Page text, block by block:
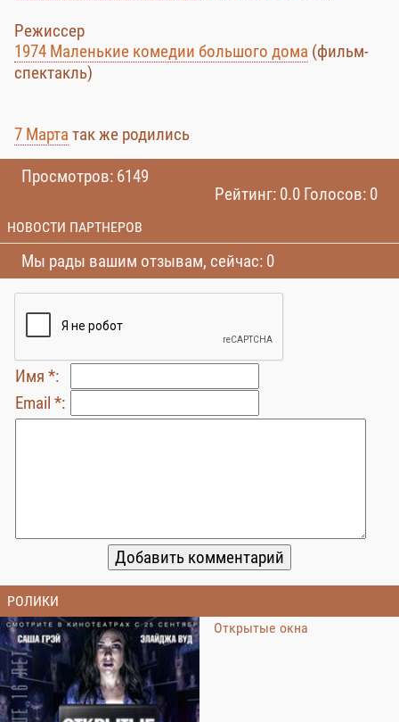
Режиссер
1974 Маленькие комедии большого дома (фильм-
спектакль)
7 Марта так же родились
Просмотров: 6149
Рейтинг: 0.0 Голосов: 0
НОВОСТИ ПАРТНЕРОВ
Мы рады вашим отзывам, сейчас: 0
Имя *:
Email *:
РОЛИКИ
Открытые окна